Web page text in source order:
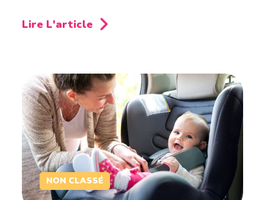
Lire L'article
NON CLASSÉ